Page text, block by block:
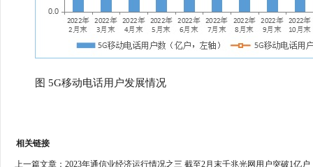
图 5G移动电话用户发展情况
相关链接
上一篇文章： 2023年通信业经济运行情况之三 截至2月末千兆光网用户突破1亿户